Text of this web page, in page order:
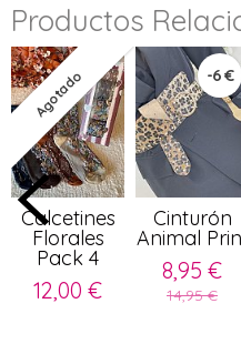
Productos
Agotado
Calcetines
Florales
Pack 4
12,00 €
-6 €
Cinturón
Animal
8,95 €
14,95 €